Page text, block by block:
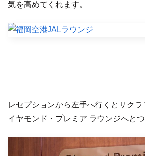
気を高めてくれます。
レセプションから左手へ行くとサク
イヤモンド・プレミア ラウンジへとつ